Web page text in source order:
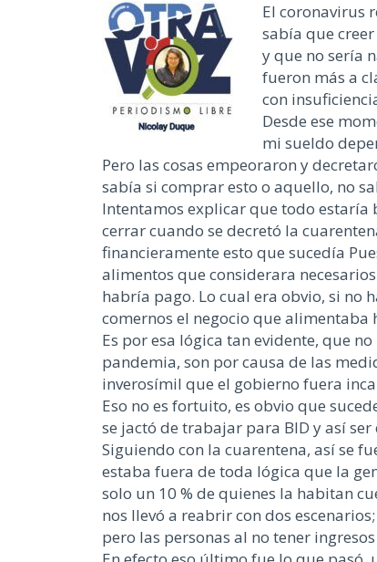
El coronavirus
sabía que
y que no sería
fueron más a
con
Desde ese
mi sueldo
Pero las cosas empeoraron y
sabía si comprar esto o aquello, no
Intentamos explicar que todo estaría
cerrar cuando se decretó la
financieramente esto que sucedía
alimentos que considerara
habría pago. Lo cual era obvio, si no
comernos el negocio que alimentaba
Es por esa lógica tan evidente, que
pandemia, son por causa de las
inverosímil que el gobierno fuera
Eso no es fortuito, es obvio que
se jactó de trabajar para BID y así
Siguiendo con la cuarentena, así se
estaba fuera de toda lógica que la
solo un 10 % de quienes la habitan
nos llevó a reabrir con dos
pero las personas al no tener